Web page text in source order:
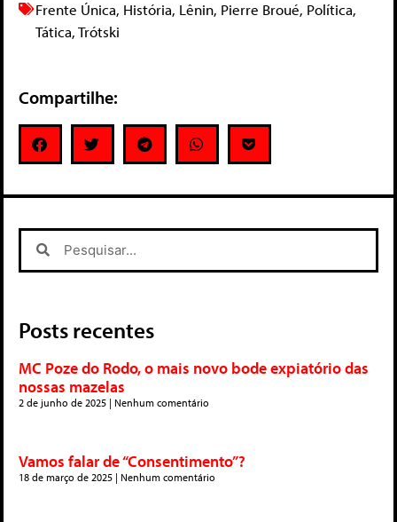
Frente Única, História, Lênin, Pierre Broué, Política,
Tática,Trótski
Compartilhe:
Posts recentes
MC Poze do Rodo, o mais novo bode expiatório das
nossas mazelas
2 de junho de 2025 Nenhum comentário
Vamos falar de “Consentimento”?
18 de março de 2025 Nenhum comentário